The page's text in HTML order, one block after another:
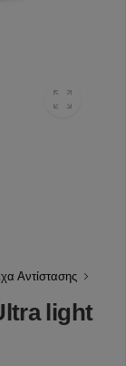
Αντίστασης
light